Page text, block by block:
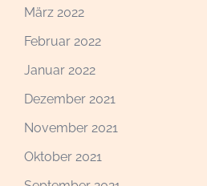
März 2022
Februar 2022
Januar 2022
Dezember 2021
November 2021
Oktober 2021